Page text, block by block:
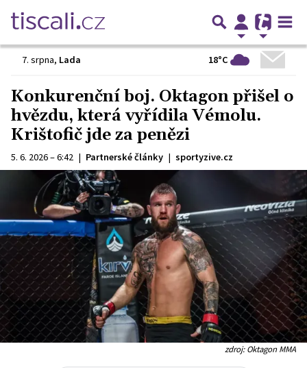
7. srpna, Lada 18°C
Konkurenční boj. Oktagon přišel o
hvězdu, která vyřídila Vémolu.
Krištofič jde za penězi
5. 6. 2026 – 6:42 | Partnerské články | sportyzive.cz
zdroj: Oktagon MMA